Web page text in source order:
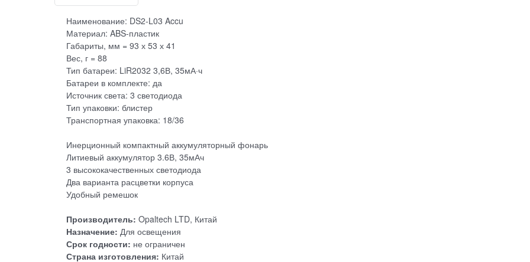
Наименование: DS2-L03 Accu
Материал: ABS-пластик
Габариты, мм = 93 х 53 х 41
Вес, г = 88
Тип батареи: LiR2032 3,6В, 35мА·ч
Батареи в комплекте: да
Источник света: 3 светодиода
Тип упаковки: блистер
Транспортная упаковка: 18/36
Инерционный компактный аккумуляторный фонарь
Литиевый аккумулятор 3.6В, 35мАч
3 высококачественных светодиода
Два варианта расцветки корпуса
Удобный ремешок
Производитель: Opaltech LTD, Китай
Назначение: Для освещения
Срок годности: не ограничен
Страна изготовления: Китай